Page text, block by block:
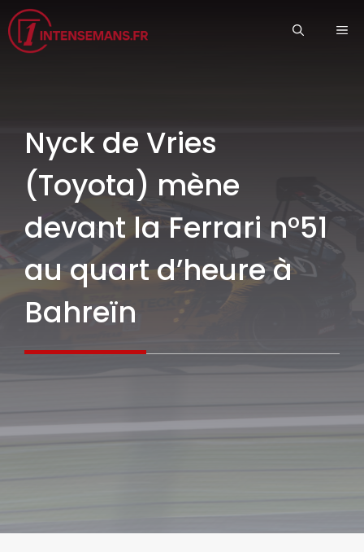
Aller
au
contenu
Nyck de Vries
(Toyota) mène
devant la Ferrari n°51
au quart d’heure à
Bahreïn